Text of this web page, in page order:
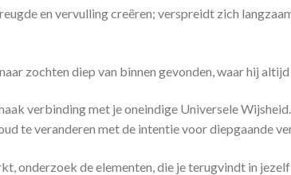
en vervulling creëren; verspreidt zich
zochten diep van binnen gevonden, waar hij
verbinding met je oneindige Universele
te veranderen met de intentie voor diepgaande
onderzoek de elementen, die je terugvindt in